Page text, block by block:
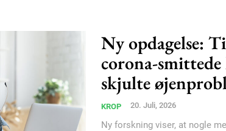
Ny opdagelse:
corona-
skjulte
KROP 20. Juli, 2026
Ny forskning viser, at nogle